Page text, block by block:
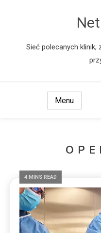
Sieć polecanych klinik,
Menu
4 MINS READ